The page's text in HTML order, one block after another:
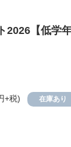
2026【低学
+税) 在庫あり